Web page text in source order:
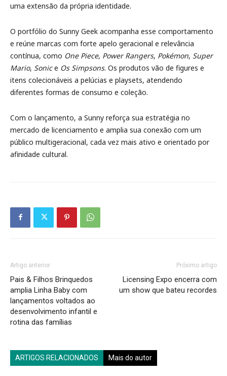
uma extensão da própria identidade.
O portfólio do Sunny Geek acompanha esse comportamento
e reúne marcas com forte apelo geracional e relevância
contínua, como One Piece, Power Rangers, Pokémon, Super
Mario, Sonice Os Simpsons. Os produtos vão de figures e
itens colecionáveis a pelúcias e playsets, atendendo
diferentes formas de consumo e coleção.
Com o lançamento, a Sunny reforça sua estratégia no
mercado de licenciamento e amplia sua conexão com um
público multigeracional, cada vez mais ativo e orientado por
afinidade cultural.
Artigo anterior
Pais & Filhos Brinquedos
amplia Linha Baby com
lançamentos voltados ao
desenvolvimento infantil e
rotina das famílias
Próximo artigo
Licensing Expo encerra com
um show que bateu recordes
ARTIGOS RELACIONADOS Mais do autor